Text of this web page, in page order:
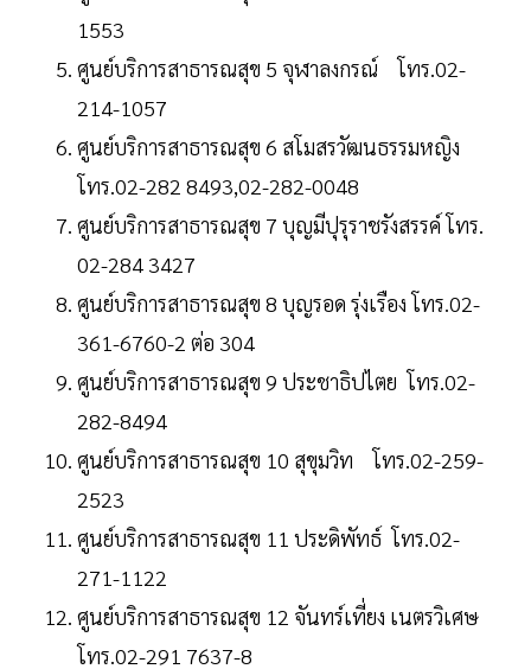
1553
ศูนย์บริการสาธารณสุข 5 จุฬาลงกรณ์ โทร.02-
214-1057
ศูนย์บริการสาธารณสุข 6 สโมสรวัฒนธรรมหญิง
โทร.02-282 8493,02-282-0048
ศูนย์บริการสาธารณสุข 7 บุญมีปุรุราชรังสรรค์ โทร.
02-284 3427
ศูนย์บริการสาธารณสุข 8 บุญรอด รุ่งเรือง โทร.02-
361-6760-2 ต่อ 304
ศูนย์บริการสาธารณสุข 9 ประชาธิปไตย โทร.02-
282-8494
ศูนย์บริการสาธารณสุข 10 สุขุมวิท โทร.02-259-
2523
ศูนย์บริการสาธารณสุข 11 ประดิพัทธ์ โทร.02-
271-1122
ศูนย์บริการสาธารณสุข 12 จันทร์เที่ยง เนตรวิเศษ
โทร.02-291 7637-8